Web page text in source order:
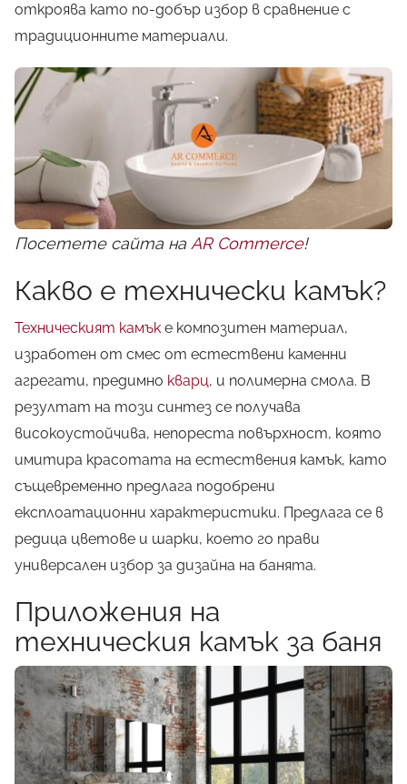
откроява като по-добър избор в сравнение с
традиционните материали.
Посетете сайта на AR Commerce!
Какво е технически камък?
Техническият камък е композитен материал,
изработен от смес от естествени каменни
агрегати, предимно кварц, и полимерна смола. В
резултат на този синтез се получава
високоустойчива, непореста повърхност, която
имитира красотата на естествения камък, като
същевременно предлага подобрени
експлоатационни характеристики. Предлага се в
редица цветове и шарки, което го прави
универсален избор за дизайна на банята.
Приложения на
техническия камък за баня